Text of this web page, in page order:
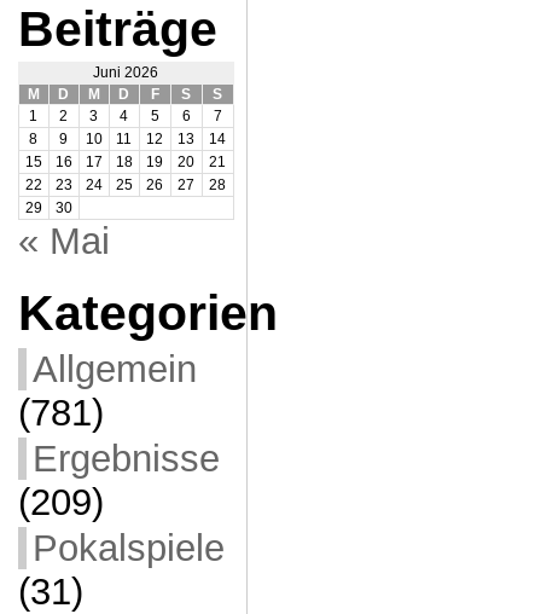
Beiträge
Juni 2026
M
D M D F S
S
1
2 3 4 5 6
7
8
9 10 11 12 13
14
15
16 17 18 19 20
21
22
23 24 25 26 27
28
29
30
« Mai
Kategorien
Allgemein
(781)
Ergebnisse
(209)
Pokalspiele
(31)